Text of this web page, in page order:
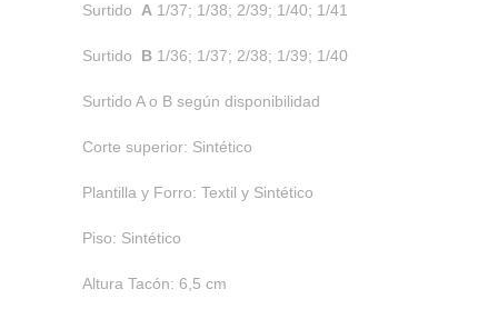
Surtido A 1/37; 1/38; 2/39; 1/40; 1/41
Surtido B 1/36; 1/37; 2/38; 1/39; 1/40
Surtido A o B según disponibilidad
Corte superior: Sintético
Plantilla y Forro: Textil y Sintético
Piso: Sintético
Altura Tacón: 6,5 cm